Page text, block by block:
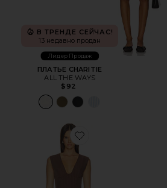
В ТРЕНДЕ СЕЙЧАС!
13 недавно продан
Лидер Продаж
ПЛАТЬЕ CHARITIE
ALL THE WAYS
$92
Favorite ПЛАТЬЕ IMAH